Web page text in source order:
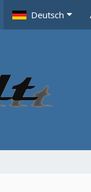
Deutsch